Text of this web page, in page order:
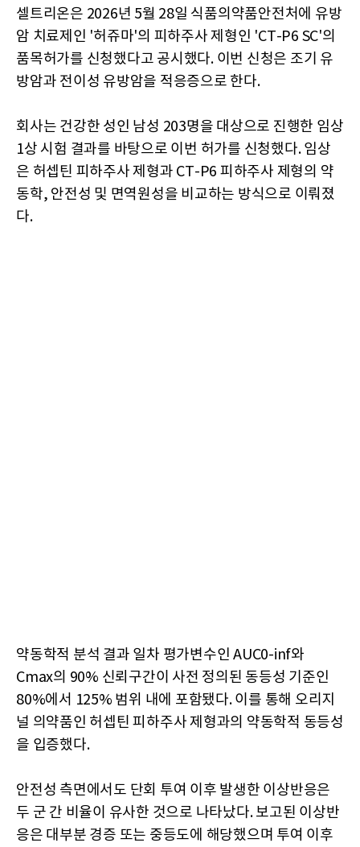
셀트리온은 2026년 5월 28일 식품의약품안전처에 유방
암 치료제인 '허쥬마'의 피하주사 제형인 'CT-P6 SC'의
품목허가를 신청했다고 공시했다. 이번 신청은 조기 유
방암과 전이성 유방암을 적응증으로 한다.
회사는 건강한 성인 남성 203명을 대상으로 진행한 임상
1상 시험 결과를 바탕으로 이번 허가를 신청했다. 임상
은 허셉틴 피하주사 제형과 CT-P6 피하주사 제형의 약
동학, 안전성 및 면역원성을 비교하는 방식으로 이뤄졌
다.
약동학적 분석 결과 일차 평가변수인 AUC0-inf와
Cmax의 90% 신뢰구간이 사전 정의된 동등성 기준인
80%에서 125% 범위 내에 포함됐다. 이를 통해 오리지
널 의약품인 허셉틴 피하주사 제형과의 약동학적 동등성
을 입증했다.
안전성 측면에서도 단회 투여 이후 발생한 이상반응은
두 군 간 비율이 유사한 것으로 나타났다. 보고된 이상반
응은 대부분 경증 또는 중등도에 해당했으며 투여 이후